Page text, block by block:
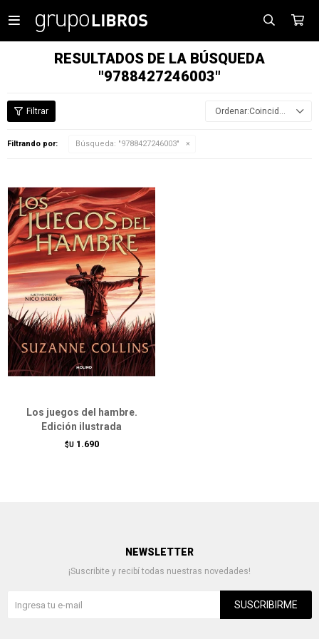

RESULTADOS DE LA BÚSQUEDA
"9788427246003"
Coincidencia
Filtrando por: Búsqueda: "9788427246003"
Los juegos del hambre.
Edición ilustrada
$U 1.690
NEWSLETTER
¡Suscribite y recibí todas nuestras novedades!
SUSCRIBIRME